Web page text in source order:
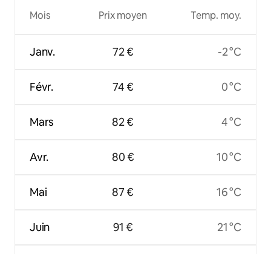
Mois
Janv.
Févr.
Mars
Avr.
Mai
Juin
Prix moyen
72 €
74 €
82 €
80 €
87 €
91 €
Temp. moy.
-2 °C
0 °C
4 °C
10 °C
16 °C
21 °C